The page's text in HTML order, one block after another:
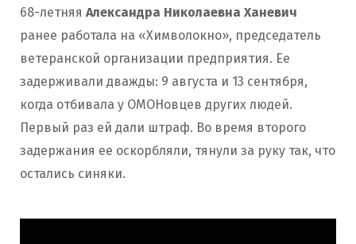
68-летняя Александра Николаевна Ханевич
ранее работала на «Химволокно», председатель
ветеранской организации предприятия. Ее
задерживали дважды: 9 августа и 13 сентября,
когда отбивала у ОМОНовцев других людей.
Первый раз ей дали штраф. Во время второго
задержания ее оскорбляли, тянули за руку так, что
остались синяки.